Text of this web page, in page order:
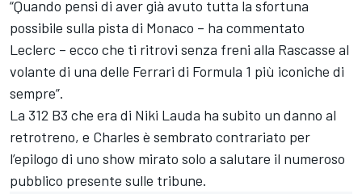
“Quando pensi di aver già avuto tutta la sfortuna
possibile sulla pista di Monaco – ha commentato
Leclerc – ecco che ti ritrovi senza freni alla Rascasse al
volante di una delle Ferrari di Formula 1 più iconiche di
sempre”.
La 312 B3 che era di Niki Lauda ha subito un danno al
retrotreno, e Charles è sembrato contrariato per
l’epilogo di uno show mirato solo a salutare il numeroso
pubblico presente sulle tribune.